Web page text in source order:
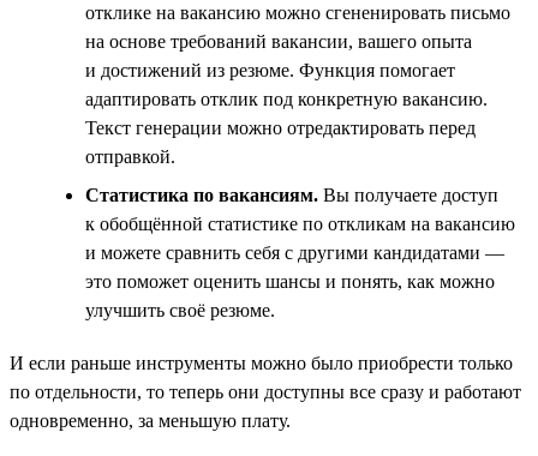
отклике на вакансию можно сгененировать письмо
на основе требований вакансии, вашего опыта
и достижений из резюме. Функция помогает
адаптировать отклик под конкретную вакансию.
Текст генерации можно отредактировать перед
отправкой.
Статистика по вакансиям. Вы получаете доступ
к обобщённой статистике по откликам на вакансию
и можете сравнить себя с другими кандидатами —
это поможет оценить шансы и понять, как можно
улучшить своё резюме.
И если раньше инструменты можно было приобрести только
по отдельности, то теперь они доступны все сразу и работают
одновременно, за меньшую плату.